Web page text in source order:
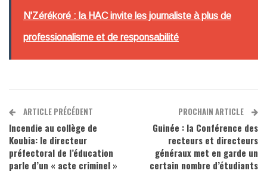
N'Zérékoré : la HAC invite les journaliste à plus de
professionalisme et de responsabilité
ARTICLE PRÉCÉDENT
Incendie au collège de
Koubia: le directeur
préfectoral de l’éducation
parle d’un « acte criminel »
PROCHAIN ARTICLE
Guinée : la Conférence des
recteurs et directeurs
généraux met en garde un
certain nombre d’étudiants